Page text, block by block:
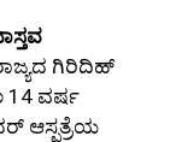
ಗಿರಿದಿಹ್
14 ವರ್ಷ
ಆಸ್ಪತ್ರೆಯ